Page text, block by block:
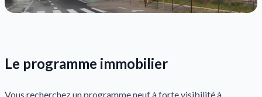
Le programme immobilier
Vous recherchez un programme neuf à forte visibilité à